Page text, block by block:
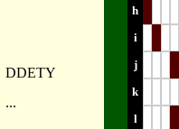
DDETY
...
h
i
j
k
l